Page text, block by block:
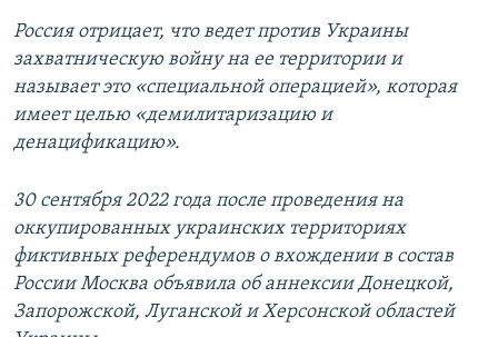
Россия отрицает, что ведет против Украины
захватническую войну на ее территории и
называет это «специальной операцией», которая
имеет целью «демилитаризацию и
денацификацию».
30 сентября 2022 года после проведения на
оккупированных украинских территориях
фиктивных референдумов о вхождении в состав
России Москва объявила об аннексии Донецкой,
Запорожской, Луганской и Херсонской областей